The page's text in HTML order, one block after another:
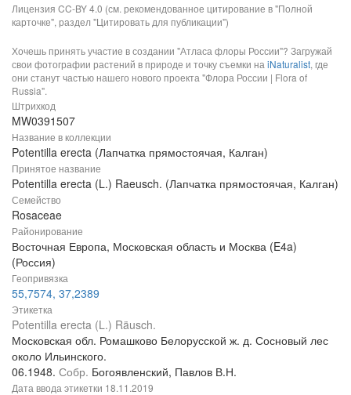
Лицензия CC-BY 4.0 (см. рекомендованное цитирование в "Полной
карточке", раздел "Цитировать для публикации")
Хочешь принять участие в создании "Атласа флоры России"? Загружай
свои фотографии растений в природе и точку съемки на iNaturalist, где
они станут частью нашего нового проекта "Флора России | Flora of
Russia".
Штрихкод
MW0391507
Название в коллекции
Potentilla erecta (Лапчатка прямостоячая, Калган)
Принятое название
Potentilla erecta (L.) Raeusch. (Лапчатка прямостоячая, Калган)
Семейство
Rosaceae
Районирование
Восточная Европа, Московская область и Москва (E4a)
(Россия)
Геопривязка
55,7574, 37,2389
Этикетка
Potentilla erecta (L.) Räusch.
Московская обл. Ромашково Белорусской ж. д. Сосновый лес
около Ильинского.
06.1948. Собр. Богоявленский, Павлов В.Н.
Дата ввода этикетки 18.11.2019